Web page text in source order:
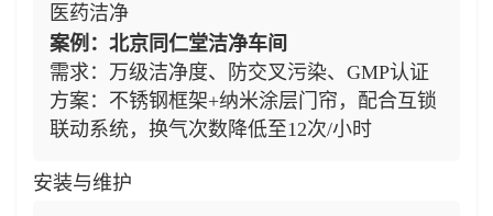
医药洁净
案例：北京同仁堂洁净车间
需求：万级洁净度、防交叉污染、GMP认证
方案：不锈钢框架+纳米涂层门帘，配合互锁
联动系统，换气次数降低至12次/小时
安装与维护